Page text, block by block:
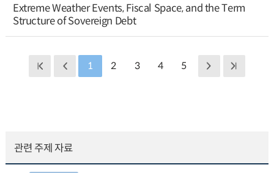
Extreme Weather Events, Fiscal Space, and the Term
Structure of Sovereign Debt
1 2 3 4 5
관련 주제 자료